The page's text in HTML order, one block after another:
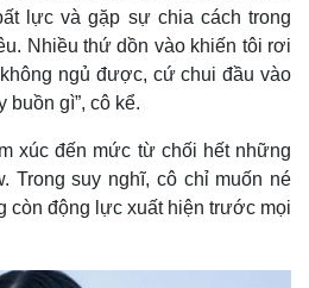
Multimedia
Ảnh
E-Magazine
Infographic
lực và gặp sự chia cách trong
Nhiều thứ dồn vào khiến tôi rơi
không ngủ được, cứ chui đầu vào
buồn gì”, cô kể.
xúc đến mức từ chối hết những
Trong suy nghĩ, cô chỉ muốn né
còn động lực xuất hiện trước mọi